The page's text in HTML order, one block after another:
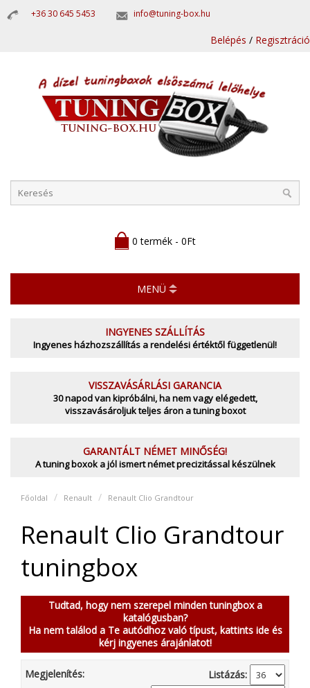
+36 30 645 5453 info@tuning-box.hu
Belépés / Regisztráció
0 termék - 0Ft
MENÜ
INGYENES SZÁLLÍTÁS
Ingyenes házhozszállítás a rendelési értéktől függetlenül!
VISSZAVÁSÁRLÁSI GARANCIA
30 napod van kipróbálni, ha nem vagy elégedett,
visszavásároljuk teljes áron a tuning boxot
GARANTÁLT NÉMET MINŐSÉG!
A tuning boxok a jól ismert német precizitással készülnek
Főoldal Renault Renault Clio Grandtour
Renault Clio Grandtour
tuningbox
Tudtad, hogy nem szerepel minden tuningbox a
katalógusban?
Ha nem találod a Te autódhoz való típust, kattints ide és
kérj ingyenes árajánlatot!
Megjelenítés:
Listázás: